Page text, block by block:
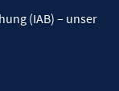
(IAB) – unser